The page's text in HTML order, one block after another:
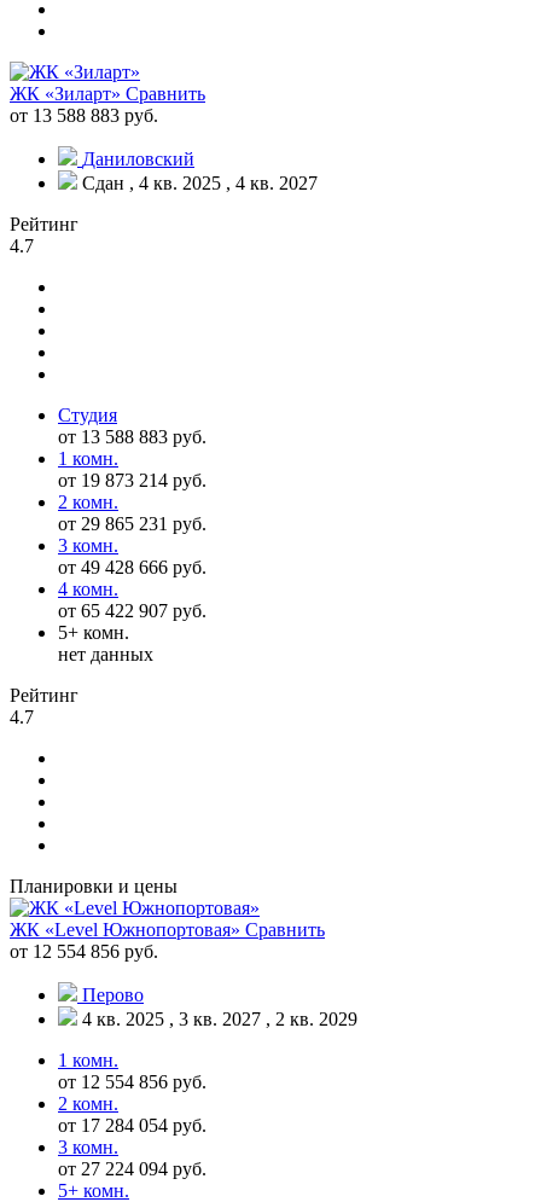
ЖК «Зиларт» Сравнить
от 13 588 883 руб.
Даниловский
Сдан , 4 кв. 2025 , 4 кв. 2027
Рейтинг
4.7
Студия
от 13 588 883 руб.
1 комн.
от 19 873 214 руб.
2 комн.
от 29 865 231 руб.
3 комн.
от 49 428 666 руб.
4 комн.
от 65 422 907 руб.
5+ комн.
нет данных
Рейтинг
4.7
Планировки и цены
ЖК «Level Южнопортовая» Сравнить
от 12 554 856 руб.
Перово
4 кв. 2025 , 3 кв. 2027 , 2 кв. 2029
1 комн.
от 12 554 856 руб.
2 комн.
от 17 284 054 руб.
3 комн.
от 27 224 094 руб.
5+ комн.